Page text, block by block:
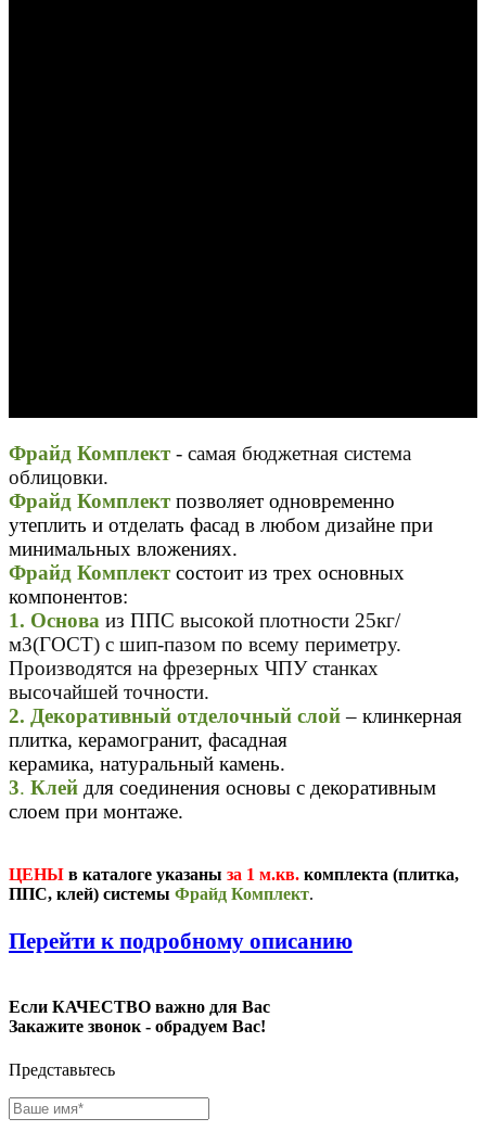
Фрайд Комплект - самая бюджетная система
облицовки.
Фрайд Комплект позволяет одновременно
утеплить и отделать фасад в любом дизайне при
минимальных вложениях.
Фрайд Комплект состоит из трех основных
компонентов:
1. Основа из ППС высокой плотности 25кг/
м3(ГОСТ) с шип-пазом по всему периметру.
Производятся на фрезерных ЧПУ станках
высочайшей точности.
2. Декоративный отделочный слой – клинкерная
плитка, керамогранит, фасадная
керамика, натуральный камень.
3. Клей для соединения основы с декоративным
слоем при монтаже.
ЦЕНЫ в каталоге указаны за 1 м.кв. комплекта (плитка,
ППС, клей) системы Фрайд Комплект.
Перейти к подробному описанию
Если КАЧЕСТВО важно для Вас
Закажите звонок - обрадуем Вас!
Представьтесь